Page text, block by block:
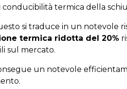
conducibilità termica della
si traduce in un notevole
termica ridotta del 20%
sul mercato.
un notevole